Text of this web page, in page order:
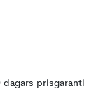
dagars prisgaranti